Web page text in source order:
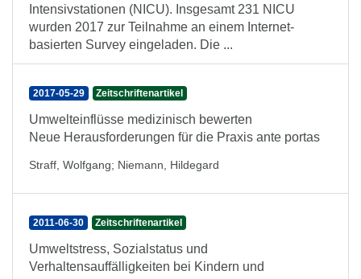
Intensivstationen (NICU). Insgesamt 231 NICU
wurden 2017 zur Teilnahme an einem Internet-
basierten Survey eingeladen. Die ...
2017-05-29 Zeitschriftenartikel
Umwelteinflüsse medizinisch bewerten
Neue Herausforderungen für die Praxis ante portas
Straff, Wolfgang; Niemann, Hildegard
2011-06-30 Zeitschriftenartikel
Umweltstress, Sozialstatus und
Verhaltensauffälligkeiten bei Kindern und